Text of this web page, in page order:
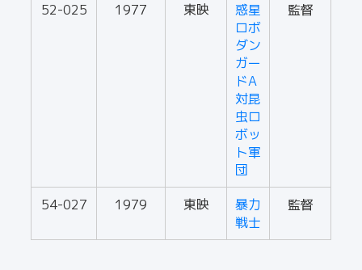
52-025 1977 東映
惑星
ロボ
ダン
ガー
ドA
対昆
虫ロ
ボッ
ト軍
団
監督
54-027 1979 東映
暴力
戦士
監督